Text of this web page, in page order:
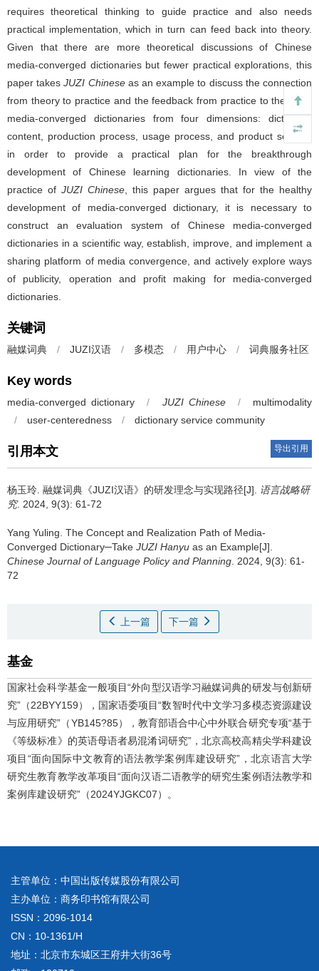
requires theoretical thinking to guide practice and also needs
practical implementation, which in turn can feed back into theory.
Given that there are more theoretical discussions of Chinese
media-converged dictionaries but fewer practical explorations, this
paper takesJUZI Chineseas an example to discuss the connection
from theory to practice and the feedback from practice to theory of
media-converged dictionaries from four dimensions: dictionary
content, production process, usage process, and product service,
in order to provide a practical plan for the breakthrough
development of Chinese learning dictionaries. In view of the
practice of JUZI Chinese , this paper argues that for the healthy
development of media-converged dictionary, it is necessary to
construct an evaluation system of Chinese media-converged
dictionaries in a scientific way, establish, improve, and implement a
sharing platform of media convergence, and actively explore ways
of publicity, operation and profit making for media-converged
dictionaries.
关键词
融媒词典 / JUZI汉语 / 多模态 / 用户中心 / 词典服务社区
Key words
media-converged dictionary / JUZI Chinese /
multimodality
/
user-centeredness / dictionary service community
引用本文 导出引用
杨玉玲. 融媒词典《JUZI汉语》的研发理念与实现路径[J]. 语言战略研
究. 2024, 9(3): 61-72
Yang Yuling. The Concept and Realization Path of Media-
Converged Dictionary─Take JUZI Hanyu as an Example[J].
Chinese Journal of Language Policy and Planning . 2024, 9(3): 61-
72
上一篇 下一篇
基金
国家社会科学基金一般项目“外向型汉语学习融媒词典的研发与创新研
究”（22BYY159），国家语委项目“数智时代中文学习多模态资源建设
与应用研究”（YB145?85），教育部语合中心中外联合研究专项“基于
《等级标准》的英语母语者易混淆词研究”，北京高校高精尖学科建设
项目“面向国际中文教育的语法教学案例库建设研究”，北京语言大学
研究生教育教学改革项目“面向汉语二语教学的研究生案例语法教学和
案例库建设研究”（2024YJGKC07）。
主管单位：中国出版传媒股份有限公司
主办单位：商务印书馆有限公司
ISSN：2096-1014
CN：10-1361/H
地址：北京市东城区王府井大街36号